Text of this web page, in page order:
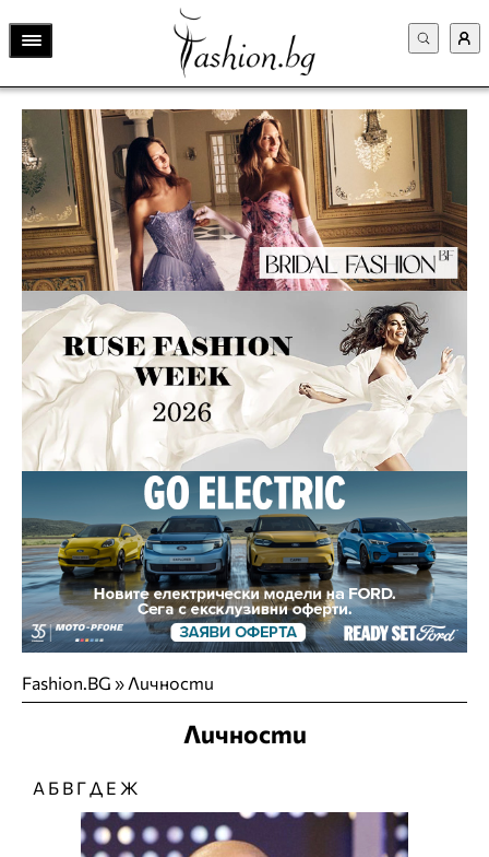
Fashion.BG » Личности
Личности
А Б В ГД Е Ж